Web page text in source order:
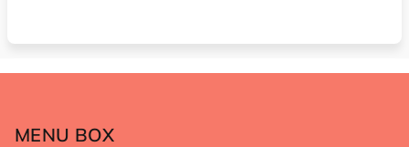
MENU BOX